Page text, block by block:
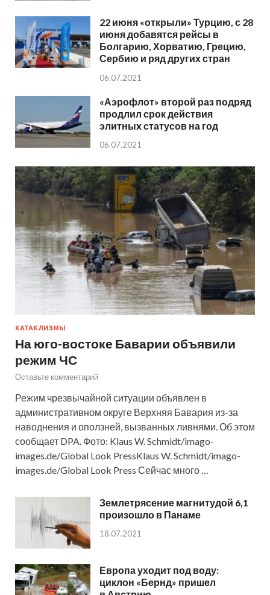
22 июня «открыли» Турцию, с 28
июня добавятся рейсы в
Болгарию, Хорватию, Грецию,
Сербию и ряд других стран
06.07.2021
«Аэрофлот» второй раз подряд
продлил срок действия
элитных статусов на год
06.07.2021
КАТАКЛИЗМЫ
На юго-востоке Баварии объявили
режим ЧС
Оставьте комментарий
Режим чрезвычайной ситуации объявлен в
административном округе Верхняя Бавария из-за
наводнения и оползней, вызванных ливнями. Об этом
сообщает DPA. Фото: Klaus W. Schmidt/imago-
images.de/Global Look PressKlaus W. Schmidt/imago-
images.de/Global Look Press Сейчас много …
Землетрясение магнитудой 6,1
произошло в Панаме
18.07.2021
Европа уходит под воду:
циклон «Бернд» пришел